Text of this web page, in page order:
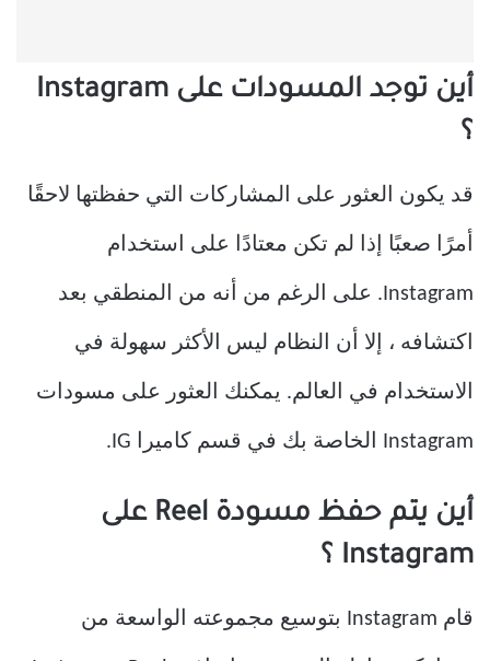
أين توجد المسودات على Instagram
؟
قد يكون العثور على المشاركات التي حفظتها لاحقًا
أمرًا صعبًا إذا لم تكن معتادًا على استخدام
Instagram. على الرغم من أنه من المنطقي بعد
اكتشافه ، إلا أن النظام ليس الأكثر سهولة في
الاستخدام في العالم. يمكنك العثور على مسودات
Instagram الخاصة بك في قسم كاميرا IG.
أين يتم حفظ مسودة Reel على
Instagram ؟
قام Instagram بتوسيع مجموعته الواسعة من